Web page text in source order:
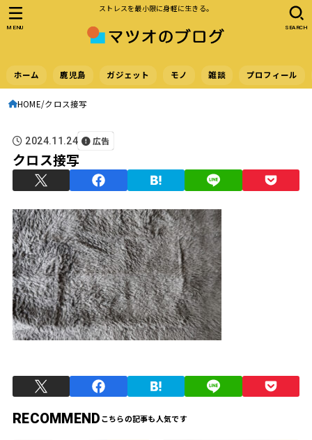
ストレスを最小限に身軽に生きる。
ホーム 鹿児島 ガジェット モノ 雑談 プロフィール
SEARCH
MENU
HOME クロス接写
2024.11.24 広告
クロス接写
RECOMMEND